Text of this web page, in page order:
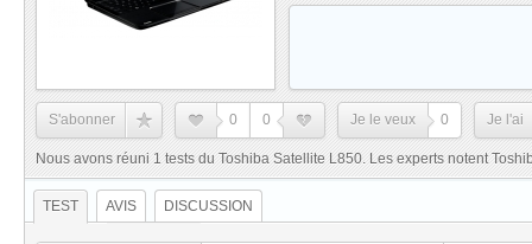
S'abonner 0 0 Je le veux 0 Je l'ai
Nous avons réuni 1 tests du Toshiba Satellite L850. Les experts notent
TEST AVIS DISCUSSION